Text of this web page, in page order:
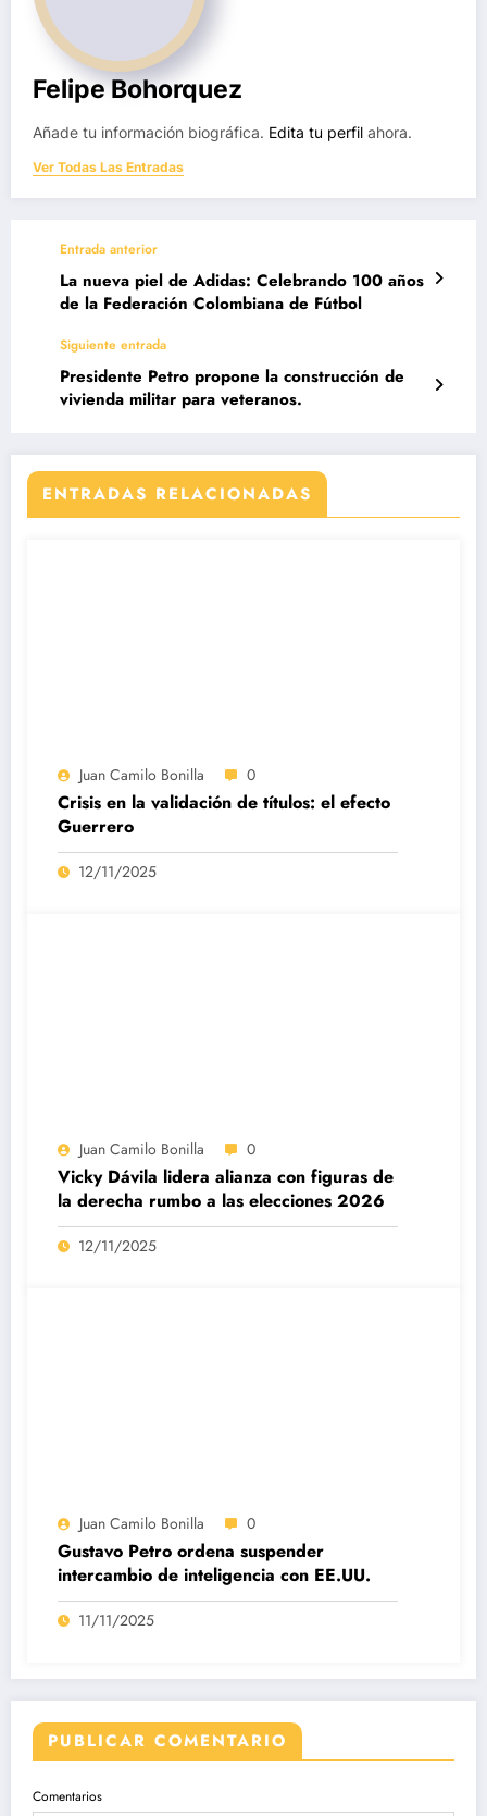
Felipe Bohorquez
Añade tu información biográfica. Edita tu perfil ahora.
Ver Todas Las Entradas
Entrada anterior
La nueva piel de Adidas: Celebrando 100 años
de la Federación Colombiana de Fútbol
Siguiente entrada
Presidente Petro propone la construcción de
vivienda militar para veteranos.
ENTRADAS RELACIONADAS
Juan Camilo Bonilla 0
Crisis en la validación de títulos: el efecto
Guerrero
12/11/2025
Juan Camilo Bonilla 0
Vicky Dávila lidera alianza con figuras de
la derecha rumbo a las elecciones 2026
12/11/2025
Juan Camilo Bonilla 0
Gustavo Petro ordena suspender
intercambio de inteligencia con EE.UU.
11/11/2025
PUBLICAR COMENTARIO
Comentarios